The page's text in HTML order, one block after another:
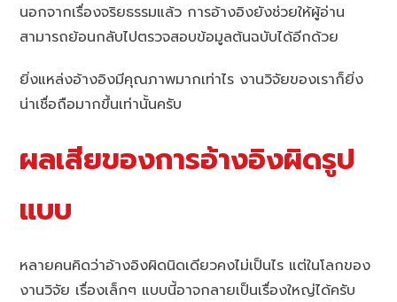
นอกจากเรื่องจริยธรรมแล้ว การอ้างอิงยังช่วยให้ผู้อ่าน
สามารถย้อนกลับไปตรวจสอบข้อมูลต้นฉบับได้อีกด้วย
ยิ่งแหล่งอ้างอิงมีคุณภาพมากเท่าไร งานวิจัยของเราก็ยิ่ง
น่าเชื่อถือมากขึ้นเท่านั้นครับ
ผลเสียของการอ้างอิงผิดรูป
แบบ
หลายคนคิดว่าอ้างอิงผิดนิดเดียวคงไม่เป็นไร แต่ในโลกของ
งานวิจัย เรื่องเล็กๆ แบบนี้อาจกลายเป็นเรื่องใหญ่ได้ครับ